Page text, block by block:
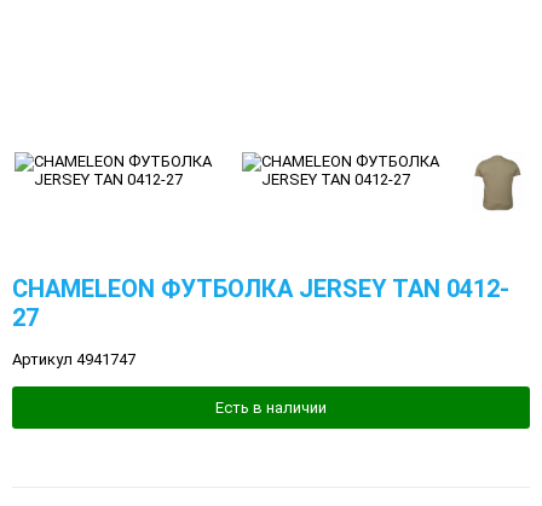
CHAMELEON ФУТБОЛКА JERSEY TAN 0412-
27
Артикул 4941747
Есть в наличии